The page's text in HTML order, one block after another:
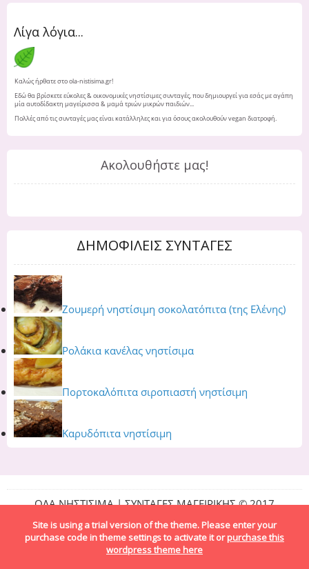
Λίγα λόγια...
Καλώς ήρθατε στο ola-nistisima.gr!
Εδώ θα βρίσκετε εύκολες & οικονομικές νηστίσιμες συνταγές, που δημιουργεί για εσάς με αγάπη
μία αυτοδίδακτη μαγείρισσα & μαμά τριών μικρών παιδιών...
Πολλές από τις συνταγές μας είναι κατάλληλες και για όσους ακολουθούν vegan διατροφή.
Ακολουθήστε μας!
ΔΗΜΟΦΙΛΕΙΣ ΣΥΝΤΑΓΕΣ
Ζουμερή νηστίσιμη σοκολατόπιτα (της Ελένης)
Ρολάκια κανέλας νηστίσιμα
Πορτοκαλόπιτα σιροπιαστή νηστίσιμη
Καρυδόπιτα νηστίσιμη
ΟΛΑ ΝΗΣΤΙΣΙΜΑ | ΣΥΝΤΑΓΕΣ ΜΑΓΕΙΡΙΚΗΣ © 2017
Site is using a trial version of the theme. Please enter your
purchase code in theme settings to activate it orpurchase this
wordpress theme here